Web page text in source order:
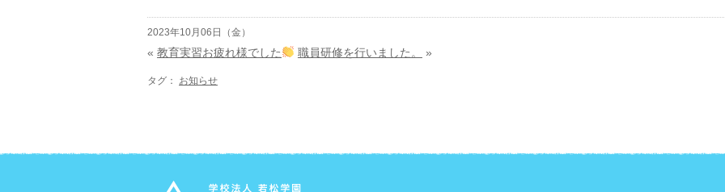
2023年10月06日（金）
« 教育実習お疲れ様でした 職員研修を行いました。 »
タグ： お知らせ